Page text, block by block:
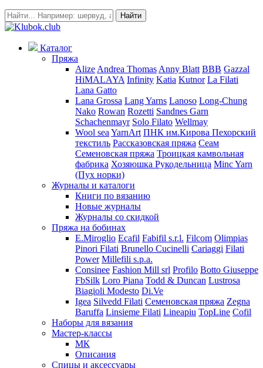
Найти
Каталог
Пряжа
Alize Andrea Thomas Anny Blatt BBB Gazzal
HiMALAYA Infinity Katia Kutnor La Filati
Lana Gatto
Lana Grossa Lang Yarns Lanoso Long-Chung
Nako Rowan Rozetti Sandnes Garn
Schachenmayr Solo Filato Wellmay
Wool sea YarnArt ПНК им.Кирова Пехорский
текстиль Рассказовская пряжа Сеам
Семеновская пряжа Троицкая камвольная
фабрика Хозяюшка Рукодельница Minc Yarn
(Пух норки)
Журналы и каталоги
Книги по вязанию
Новые журналы
Журналы со скидкой
Пряжа на бобинах
E.Miroglio Ecafil Fabifil s.r.l. Filcom Olimpias
Pinori Filati Brunello Cucinelli Cariaggi Filati
Power Millefili s.p.a.
Consinee Fashion Mill srl Profilo Botto Giuseppe
FbSilk Loro Piana Todd & Duncan Lustrosa
Biagioli Modesto Di.Ve
Igea Silvedd Filati Семеновская пряжа Zegna
Baruffa Linsieme Filati Lineapiu TopLine Cofil
Наборы для вязания
Мастер-классы
МК
Описания
Спицы и аксессуары